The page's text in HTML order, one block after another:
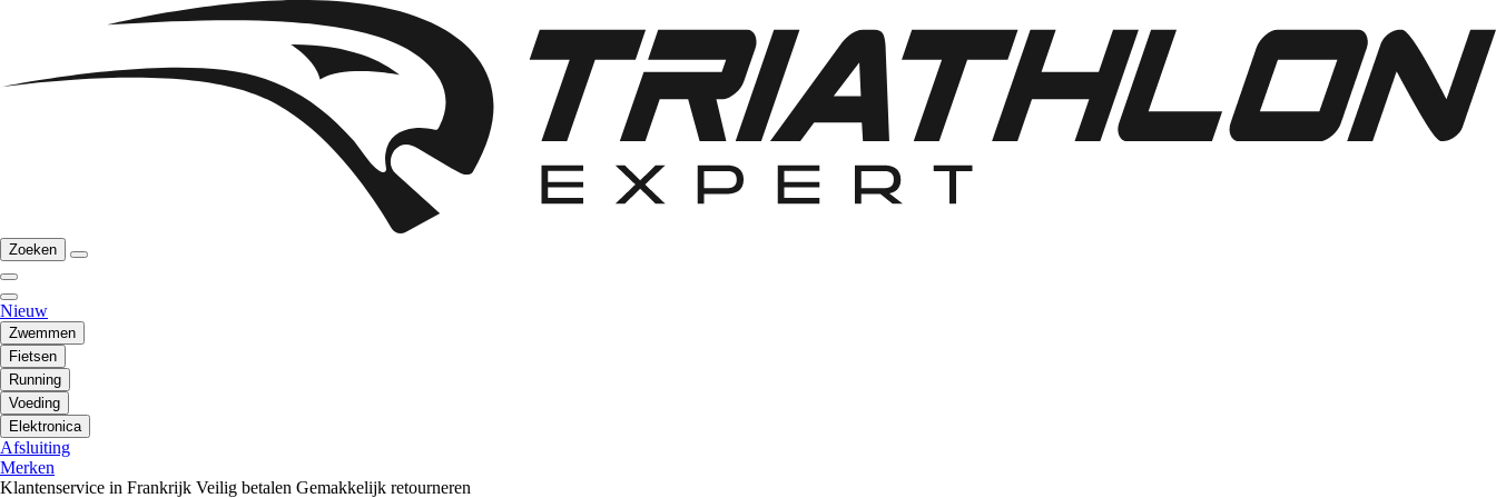
Zoeken
Nieuw
Zwemmen
Fietsen
Running
Voeding
Elektronica
Afsluiting
Merken
Klantenservice in Frankrijk Veilig betalen Gemakkelijk retourneren